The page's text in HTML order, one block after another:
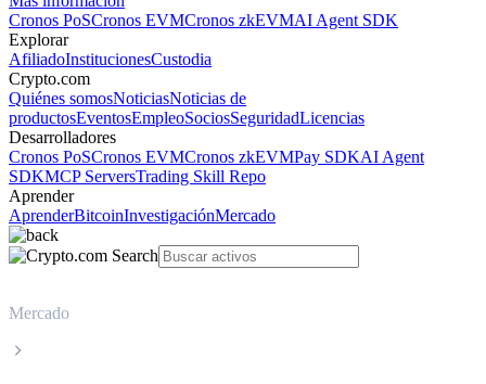
Cronos PoSCronos EVMCronos zkEVMAI Agent SDK
Explorar
AfiliadoInstitucionesCustodia
Crypto.com
Quiénes somosNoticiasNoticias de
productosEventosEmpleoSociosSeguridadLicencias
Desarrolladores
Cronos PoSCronos EVMCronos zkEVMPay SDKAI Agent
SDKMCP ServersTrading Skill Repo
Aprender
AprenderBitcoinInvestigaciónMercado
Mercado